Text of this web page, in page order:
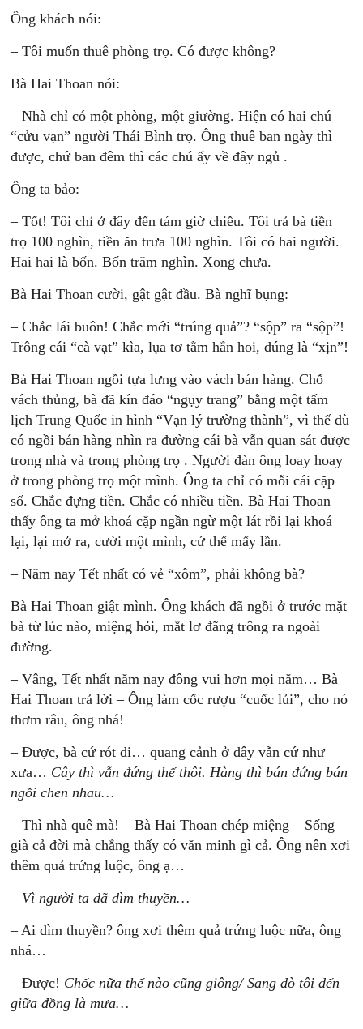
Ông khách nói:
– Tôi muốn thuê phòng trọ. Có được không?
Bà Hai Thoan nói:
– Nhà chỉ có một phòng, một giường. Hiện có hai chú
“cửu vạn” người Thái Bình trọ. Ông thuê ban ngày thì
được, chứ ban đêm thì các chú ấy về đây ngủ .
Ông ta bảo:
– Tốt! Tôi chỉ ở đây đến tám giờ chiều. Tôi trả bà tiền
trọ 100 nghìn, tiền ăn trưa 100 nghìn. Tôi có hai người.
Hai hai là bốn. Bốn trăm nghìn. Xong chưa.
Bà Hai Thoan cười, gật gật đầu. Bà nghĩ bụng:
– Chắc lái buôn! Chắc mới “trúng quả”? “sộp” ra “sộp”!
Trông cái “cà vạt” kìa, lụa tơ tằm hẳn hoi, đúng là “xịn”!
Bà Hai Thoan ngồi tựa lưng vào vách bán hàng. Chỗ
vách thủng, bà đã kín đáo “ngụy trang” bằng một tấm
lịch Trung Quốc in hình “Vạn lý trường thành”, vì thế dù
có ngồi bán hàng nhìn ra đường cái bà vẫn quan sát được
trong nhà và trong phòng trọ . Người đàn ông loay hoay
ở trong phòng trọ một mình. Ông ta chỉ có mỗi cái cặp
số. Chắc đựng tiền. Chắc có nhiều tiền. Bà Hai Thoan
thấy ông ta mở khoá cặp ngần ngừ một lát rồi lại khoá
lại, lại mở ra, cười một mình, cứ thế mấy lần.
– Năm nay Tết nhất có vẻ “xôm”, phải không bà?
Bà Hai Thoan giật mình. Ông khách đã ngồi ở trước mặt
bà từ lúc nào, miệng hỏi, mắt lơ đãng trông ra ngoài
đường.
– Vâng, Tết nhất năm nay đông vui hơn mọi năm… Bà
Hai Thoan trả lời – Ông làm cốc rượu “cuốc lủi”, cho nó
thơm râu, ông nhá!
– Được, bà cứ rót đi… quang cảnh ở đây vẫn cứ như
xưa… Cây thì vẫn đứng thế thôi. Hàng thì bán đứng bán
ngồi chen nhau…
– Thì nhà quê mà! – Bà Hai Thoan chép miệng – Sống
già cả đời mà chẳng thấy có văn minh gì cả. Ông nên xơi
thêm quả trứng luộc, ông ạ…
– Vì người ta đã dìm thuyền…
– Ai dìm thuyền? ông xơi thêm quả trứng luộc nữa, ông
nhá…
– Được! Chốc nữa thế nào cũng giông/ Sang đò tôi đến
giữa đồng là mưa…